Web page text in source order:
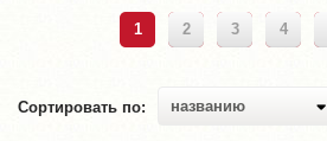
1 2 3 4
Сортировать по: названию